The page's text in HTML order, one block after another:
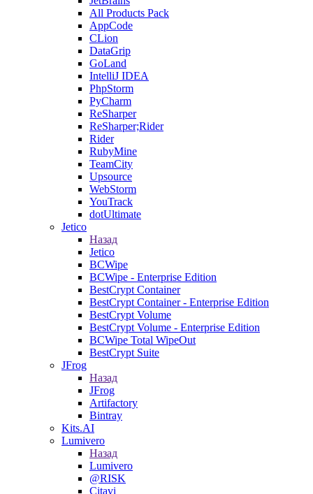
All Products Pack
AppCode
CLion
DataGrip
GoLand
IntelliJ IDEA
PhpStorm
PyCharm
ReSharper
ReSharper;Rider
Rider
RubyMine
TeamCity
Upsource
WebStorm
YouTrack
dotUltimate
Jetico
Назад
Jetico
BCWipe
BCWipe - Enterprise Edition
BestCrypt Container
BestCrypt Container - Enterprise Edition
BestCrypt Volume
BestCrypt Volume - Enterprise Edition
BCWipe Total WipeOut
BestCrypt Suite
JFrog
Назад
JFrog
Artifactory
Bintray
Kits.AI
Lumivero
Назад
Lumivero
@RISK
Citavi